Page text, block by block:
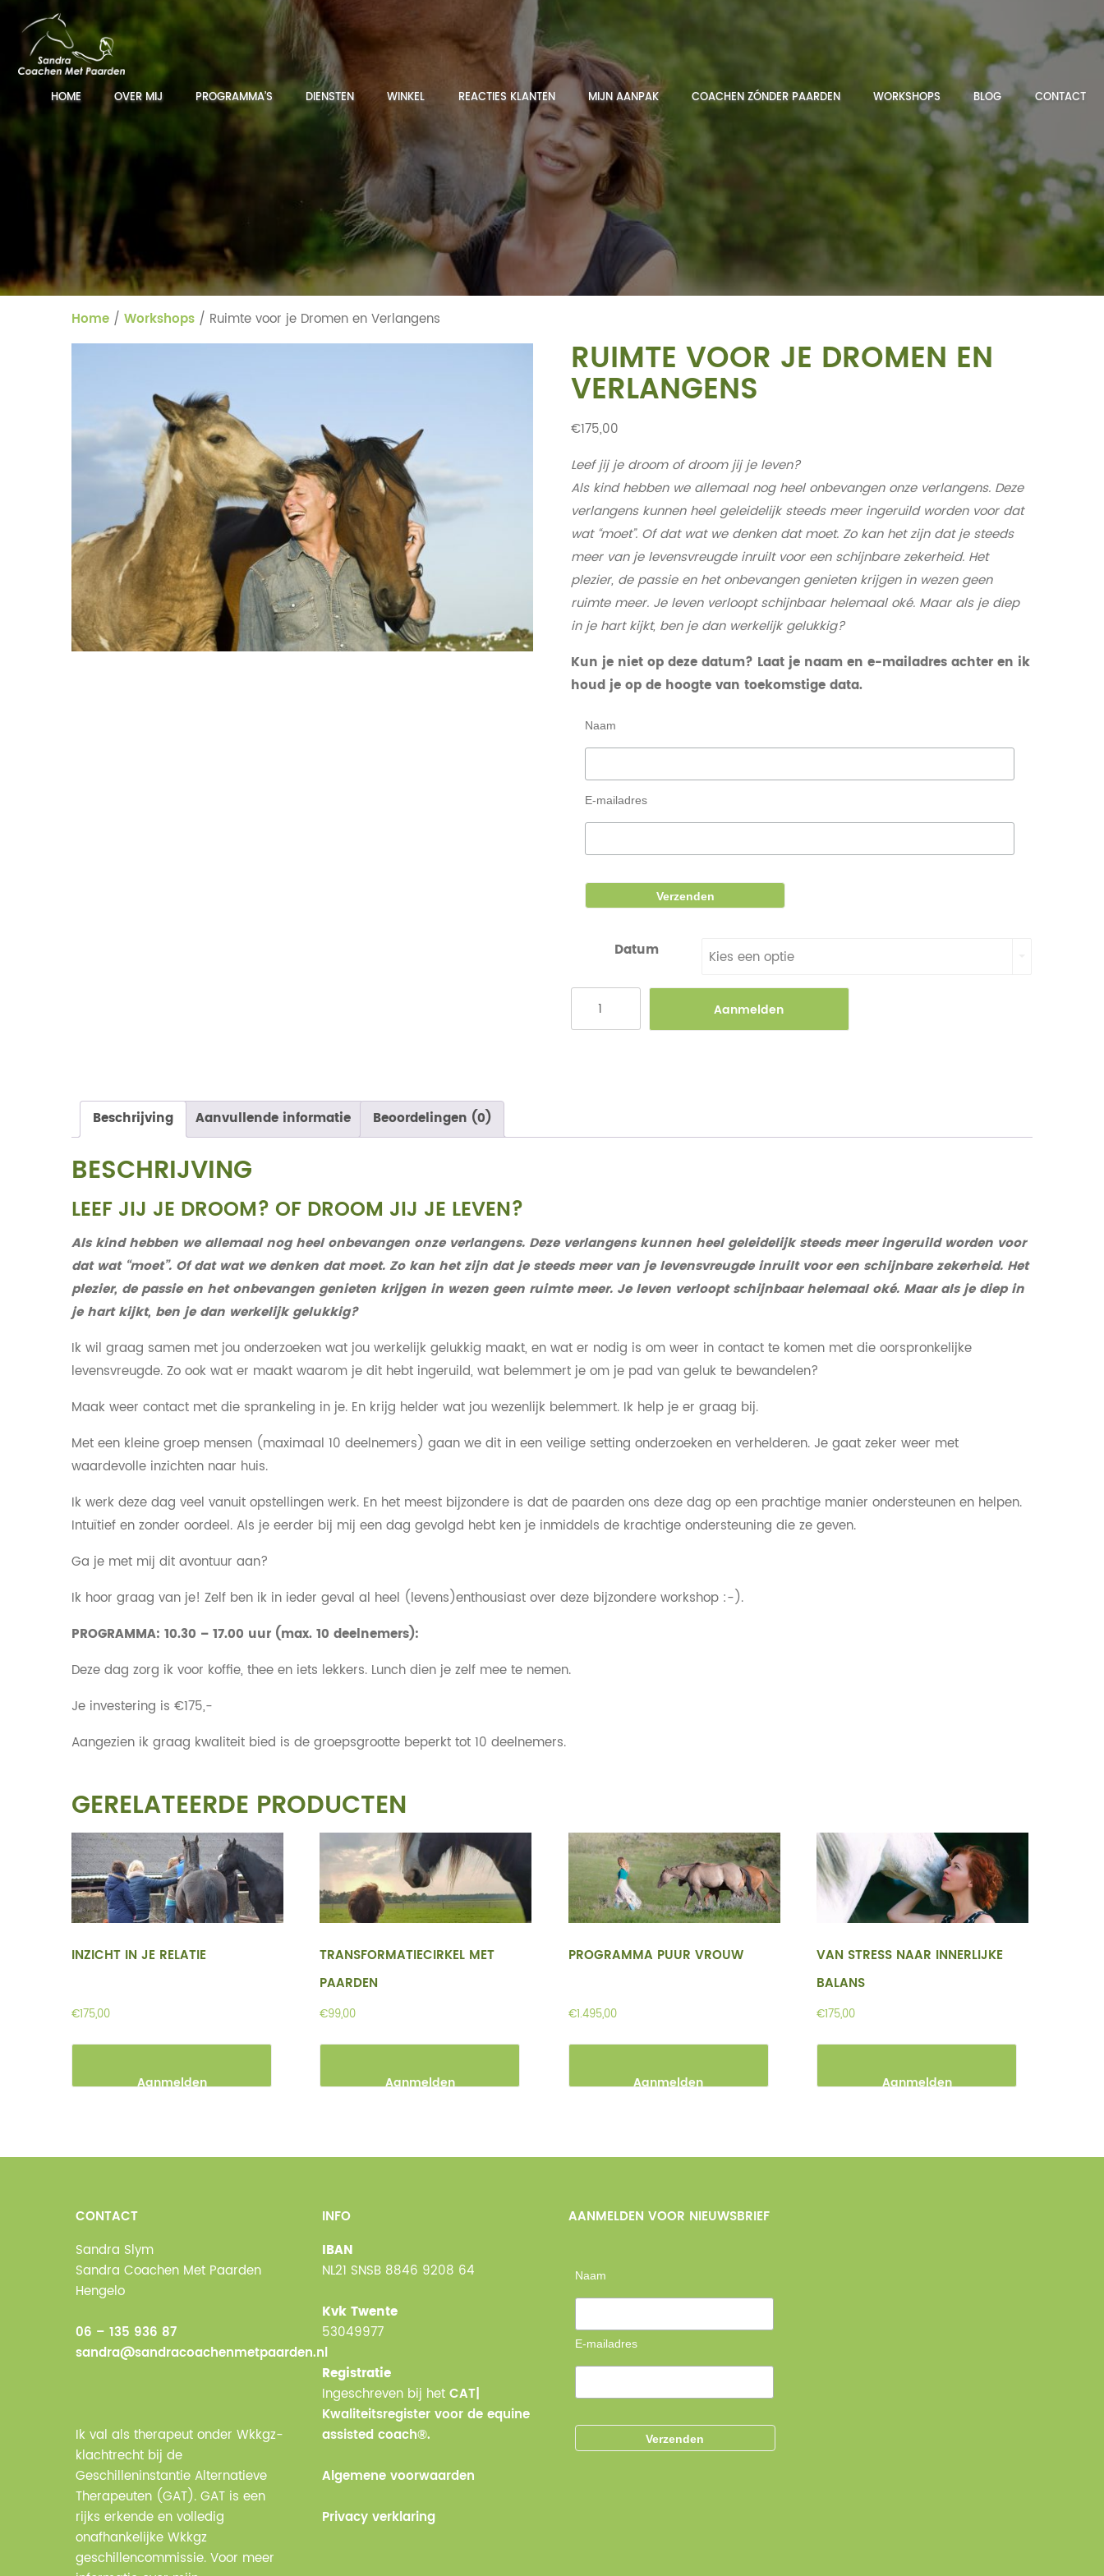
HOME OVER MIJ PROGRAMMA’S DIENSTEN WINKEL REACTIES KLANTEN MIJN AANPAK COACHEN ZÓNDER PAARDEN WORKSHOPS BLOG CONTACT
Home / Workshops / Ruimte voor je Dromen en Verlangens
RUIMTE VOOR JE DROMEN EN
VERLANGENS
€175,00
Leef jij je droom of droom jij je leven?
Als kind hebben we allemaal nog heel onbevangen onze verlangens. Deze
verlangens kunnen heel geleidelijk steeds meer ingeruild worden voor dat
wat “moet”. Of dat wat we denken dat moet. Zo kan het zijn dat je steeds
meer van je levensvreugde inruilt voor een schijnbare zekerheid. Het
plezier, de passie en het onbevangen genieten krijgen in wezen geen
ruimte meer. Je leven verloopt schijnbaar helemaal oké. Maar als je diep
in je hart kijkt, ben je dan werkelijk gelukkig?
Kun je niet op deze datum? Laat je naam en e-mailadres achter en ik
houd je op de hoogte van toekomstige data.
Naam
E-mailadres
Datum Kies een optie
Aanmelden
Beschrijving Aanvullende informatie Beoordelingen (0)
BESCHRIJVING
LEEF JIJ JE DROOM? OF DROOM JIJ JE LEVEN?
Als kind hebben we allemaal nog heel onbevangen onze verlangens. Deze verlangens kunnen heel geleidelijk steeds meer ingeruild worden voor
dat wat “moet”. Of dat wat we denken dat moet. Zo kan het zijn dat je steeds meer van je levensvreugde inruilt voor een schijnbare zekerheid. Het
plezier, de passie en het onbevangen genieten krijgen in wezen geen ruimte meer. Je leven verloopt schijnbaar helemaal oké. Maar als je diep in
je hart kijkt, ben je dan werkelijk gelukkig?
Ik wil graag samen met jou onderzoeken wat jou werkelijk gelukkig maakt, en wat er nodig is om weer in contact te komen met die oorspronkelijke
levensvreugde. Zo ook wat er maakt waarom je dit hebt ingeruild, wat belemmert je om je pad van geluk te bewandelen?
Maak weer contact met die sprankeling in je. En krijg helder wat jou wezenlijk belemmert. Ik help je er graag bij.
Met een kleine groep mensen (maximaal 10 deelnemers) gaan we dit in een veilige setting onderzoeken en verhelderen. Je gaat zeker weer met
waardevolle inzichten naar huis.
Ik werk deze dag veel vanuit opstellingen werk. En het meest bijzondere is dat de paarden ons deze dag op een prachtige manier ondersteunen en helpen.
Intuïtief en zonder oordeel. Als je eerder bij mij een dag gevolgd hebt ken je inmiddels de krachtige ondersteuning die ze geven.
Ga je met mij dit avontuur aan?
Ik hoor graag van je! Zelf ben ik in ieder geval al heel (levens)enthousiast over deze bijzondere workshop :-).
PROGRAMMA: 10.30 – 17.00 uur (max. 10 deelnemers):
Deze dag zorg ik voor koffie, thee en iets lekkers. Lunch dien je zelf mee te nemen.
Je investering is €175,-
Aangezien ik graag kwaliteit bied is de groepsgrootte beperkt tot 10 deelnemers.
GERELATEERDE PRODUCTEN
INZICHT IN JE RELATIE
€175,00
Aanmelden
TRANSFORMATIECIRKEL MET
PAARDEN
€99,00
Aanmelden
PROGRAMMA PUUR VROUW
€1.495,00
Aanmelden
VAN STRESS NAAR INNERLIJKE
BALANS
€175,00
Aanmelden
CONTACT
Sandra Slym
Sandra Coachen Met Paarden
Hengelo
06 – 135 936 87
sandra@sandracoachenmetpaarden.nl
Ik val als therapeut onder Wkkgz-
klachtrecht bij de
Geschilleninstantie Alternatieve
Therapeuten (GAT). GAT is een
rijks erkende en volledig
onafhankelijke Wkkgz
geschillencommissie. Voor meer
INFO
IBAN
NL21 SNSB 8846 9208 64
Kvk Twente
53049977
Registratie
Ingeschreven bij het CAT|
Kwaliteitsregister voor de equine
assisted coach®.
Algemene voorwaarden
Privacy verklaring
AANMELDEN VOOR NIEUWSBRIEF
Naam
E-mailadres